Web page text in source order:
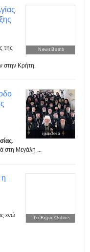
NewsBomb
της
στην Κρήτη.
ipaideia
στη Μεγάλη ...
Το Βήμα Online
η
ενώ